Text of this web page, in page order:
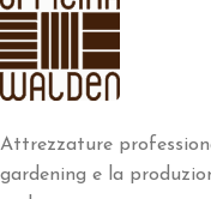
Attrezzature
gardening e la